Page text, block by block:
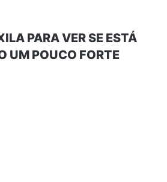
PARA VER SE ESTÁ
UM POUCO FORTE